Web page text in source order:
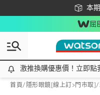
本
下
屈
激推換購優惠價！立即點我看
激推換購優惠價！立即點
首頁/ 隱形眼鏡[線上訂>門市取]/